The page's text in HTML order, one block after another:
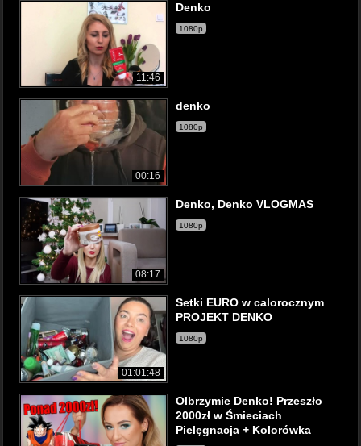
11:46
Denko
1080p
00:16
denko
1080p
08:17
Denko, Denko VLOGMAS
1080p
01:01:48
Setki EURO w calorocznym
PROJEKT DENKO
1080p
Olbrzymie Denko! Przeszło
2000zł w Śmieciach
Pielęgnacja + Kolorówka